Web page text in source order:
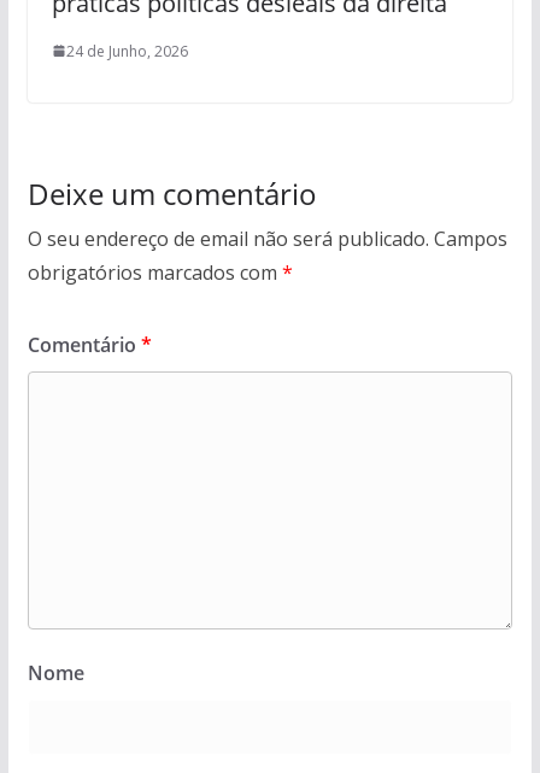
24 de Junho, 2026
Deixe um comentário
O seu endereço de email não será publicado. Campos
obrigatórios marcados com *
Comentário *
Nome